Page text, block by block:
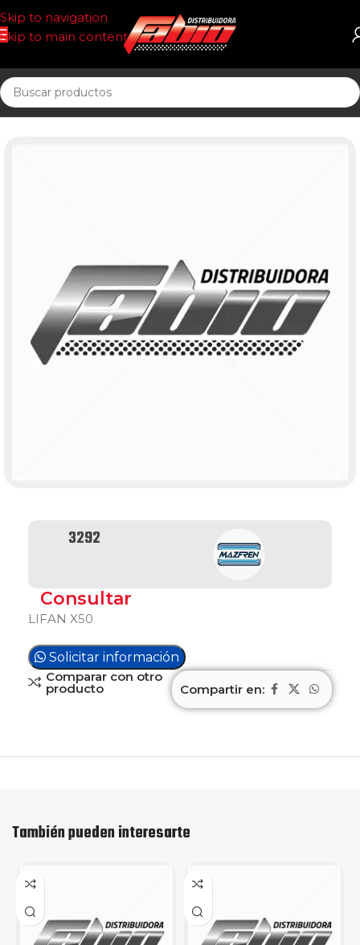
Skip to navigation
Skip to main content
Inicio PASTILLAS DE FRENO
3292
Consultar
LIFAN X50
Solicitar información
Comparar con otro
producto Compartir en:
También pueden interesarte